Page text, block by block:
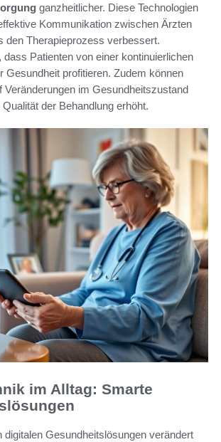
ganzheitlicher. Diese Technologien
Kommunikation zwischen Ärzten
den Therapieprozess verbessert.
dass Patienten von einer kontinuierlichen
Gesundheit profitieren. Zudem können
Veränderungen im Gesundheitszustand
der Behandlung erhöht.
im Alltag: Smarte
digitalen Gesundheitslösungen verändert